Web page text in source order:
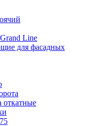
Line
для фасадных
откатные